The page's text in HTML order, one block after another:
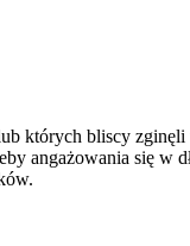
których bliscy zginęli
angażowania się w